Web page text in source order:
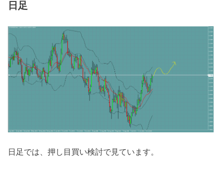
日足
日足では、押し目買い検討で見ています。